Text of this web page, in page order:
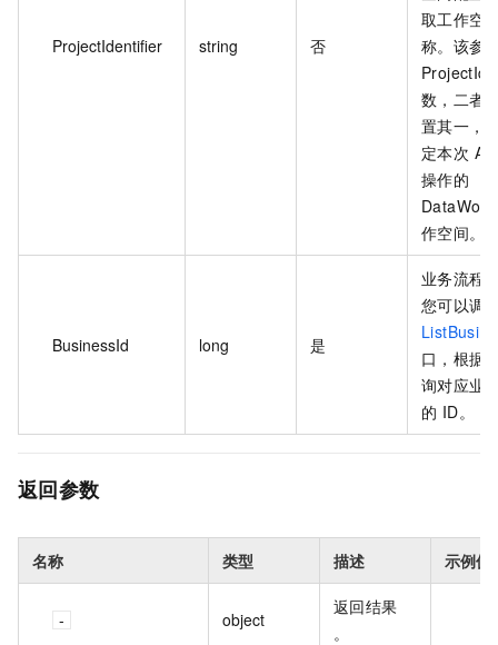
ProjectIdentifier string 否
取工作空
称。该参
ProjectId
数，二者
置其一，
定本次
操作的
作空间。
BusinessId long 是
业务流程
您可以调
口，根据
询对应业
的 ID。
返回参数
名称 类型 描述 示例值
object
返回结果
。